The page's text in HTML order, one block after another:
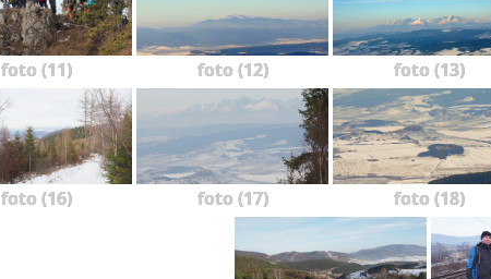
foto (11) foto (12) foto (13)
foto (16) foto (17) foto (18)